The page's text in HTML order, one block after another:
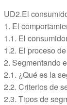
UD2.El
1. El
1.1. El
1.2. El proceso
2. Segmentando
2.1. ¿Qué es la
2.2. Criterios de
2.3. Tipos de